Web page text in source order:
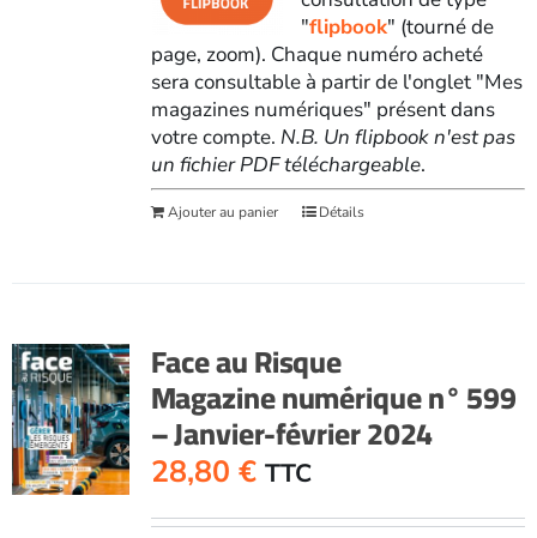
"flipbook" (tourné de
page, zoom). Chaque numéro acheté
sera consultable à partir de l'onglet "Mes
magazines numériques" présent dans
votre compte. N.B. Un flipbook n'est pas
un fichier PDF téléchargeable.
Ajouter au panier Détails
Face au Risque
Magazine numérique n° 599
– Janvier-février 2024
28,80 € TTC